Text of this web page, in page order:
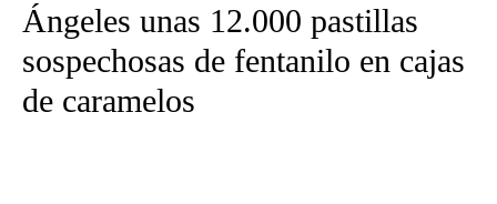
Ángeles unas 12.000 pastillas
sospechosas de fentanilo en cajas
de caramelos